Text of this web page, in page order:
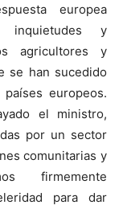
europea
y
agricultores y
se han sucedido
europeos.
el ministro,
por un sector
comunitarias y
firmemente
para dar